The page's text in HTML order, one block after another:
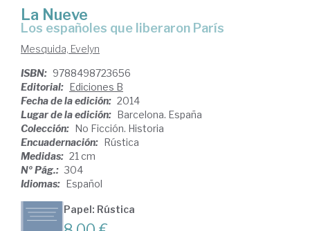
La Nueve
los españoles que liberaron París
Mesquida, Evelyn
ISBN: 9788498723656
Editorial: Ediciones B
Fecha de la edición: 2014
Lugar de la edición: Barcelona. España
Colección: No Ficción. Historia
Encuadernación: Rústica
Medidas: 21 cm
Nº Pág.: 304
Idiomas: Español
Papel: Rústica